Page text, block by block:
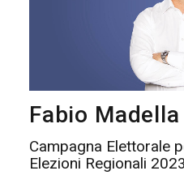
Fabio
Campagna Elettorale
Elezioni Regionali 2023